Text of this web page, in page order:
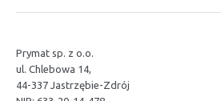
Prymat sp. z o.o.
ul. Chlebowa 14,
44-337 Jastrzębie-Zdrój